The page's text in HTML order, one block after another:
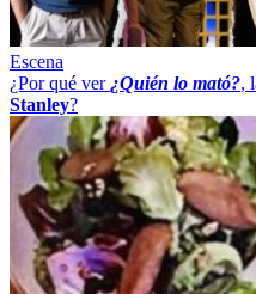
Escena
¿Por qué ver ¿Quién lo mató?,
Stanley?